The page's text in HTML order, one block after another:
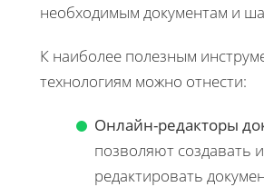
необходимым документам и
К наиболее полезным
технологиям можно отнести:
Онлайн-редакторы
позволяют создавать и
редактировать